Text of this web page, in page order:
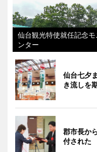
仙台観光特使就任記念
ンター
仙台七夕
き流しを
郡市長か
付された